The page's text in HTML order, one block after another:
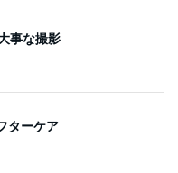
事な撮影
ターケア